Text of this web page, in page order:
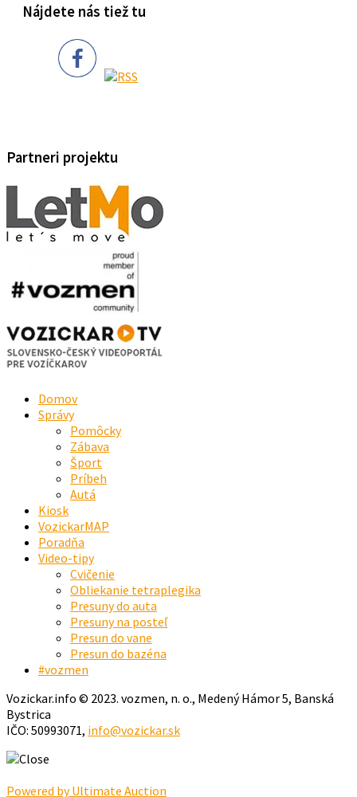
Nájdete nás tiež tu
Partneri projektu
Domov
Správy
Pomôcky
Zábava
Šport
Príbeh
Autá
Kiosk
VozickarMAP
Poradňa
Video-tipy
Cvičenie
Obliekanie tetraplegika
Presuny do auta
Presuny na posteľ
Presun do vane
Presun do bazéna
#vozmen
Vozickar.info © 2023. vozmen, n. o., Medený Hámor 5, Banská
Bystrica
IČO: 50993071, info@vozickar.sk
Powered by Ultimate Auction